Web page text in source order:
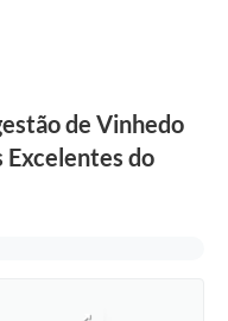
de Vinhedo
Excelentes do